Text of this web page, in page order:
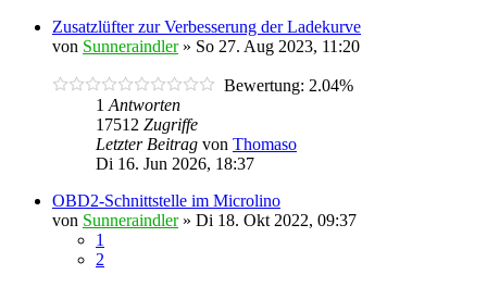
Zusatzlüfter zur Verbesserung der Ladekurve
von Sunneraindler» So 27. Aug 2023, 11:20
Bewertung: 2.04%
1 Antworten
17512 Zugriffe
Letzter Beitrag von Thomaso
Di 16. Jun 2026, 18:37
OBD2-Schnittstelle im Microlino
von Sunneraindler» Di 18. Okt 2022, 09:37
1
2